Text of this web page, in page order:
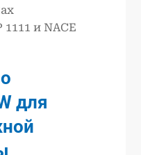
и NACE
для